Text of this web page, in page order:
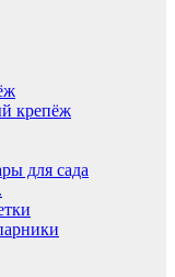
крепёж
для сада